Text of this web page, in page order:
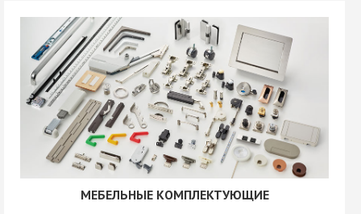
МЕБЕЛЬНЫЕ КОМПЛЕКТУЮЩИЕ